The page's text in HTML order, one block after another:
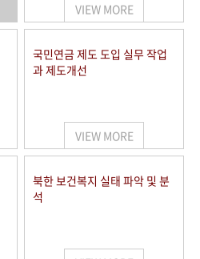
VIEW MORE
국민연금 제도 도입 실무 작업
과 제도개선
VIEW MORE
북한 보건복지 실태 파악 및 분
석